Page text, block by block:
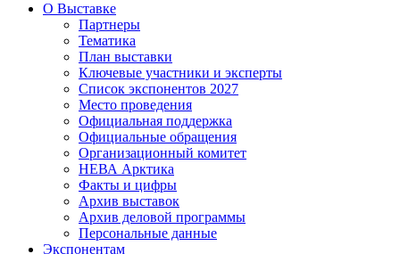
О Выставке
Партнеры
Тематика
План выставки
Ключевые участники и эксперты
Список экспонентов 2027
Место проведения
Официальная поддержка
Официальные обращения
Организационный комитет
НЕВА Арктика
Факты и цифры
Архив выставок
Архив деловой программы
Персональные данные
Экспонентам